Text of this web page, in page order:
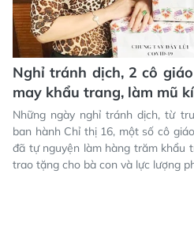
Nghỉ tránh dịch, 2 cô
may khẩu trang, làm mũ
Những ngày nghỉ tránh dịch, từ
ban hành Chỉ thị 16, một số cô
đã tự nguyện làm hàng trăm khẩu
trao tặng cho bà con và lực lượng